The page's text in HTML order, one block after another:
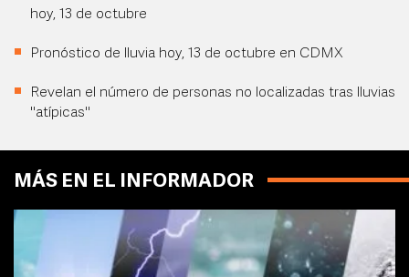
hoy, 13 de octubre
Pronóstico de lluvia hoy, 13 de octubre en CDMX
Revelan el número de personas no localizadas tras lluvias
"atípicas"
MÁS EN EL INFORMADOR